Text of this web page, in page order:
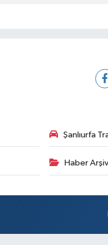
Şanlıurfa
Haber